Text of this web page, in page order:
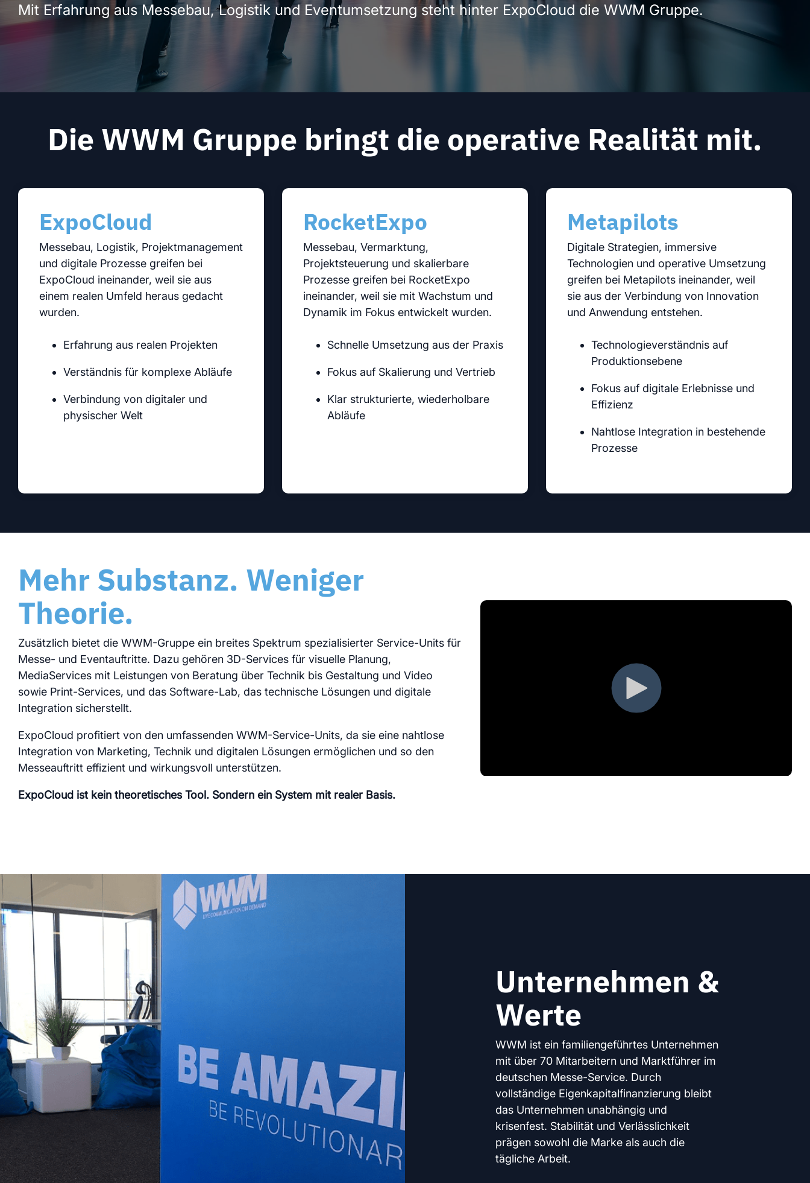
Module Services
Mit Erfahrung aus Messebau, Logistik und Eventumsetzung steht hinter ExpoCloud die WWM Gruppe.
Die WWM Gruppe bringt die operative Realität mit.
ExpoCloud
Messebau, Logistik, Projektmanagement
und digitale Prozesse greifen bei
ExpoCloud ineinander, weil sie aus
einem realen Umfeld heraus gedacht
wurden.
Erfahrung aus realen Projekten
Verständnis für komplexe Abläufe
Verbindung von digitaler und
physischer Welt
RocketExpo
Messebau, Vermarktung,
Projektsteuerung und skalierbare
Prozesse greifen bei RocketExpo
ineinander, weil sie mit Wachstum und
Dynamik im Fokus entwickelt wurden.
Schnelle Umsetzung aus der Praxis
Fokus auf Skalierung und Vertrieb
Klar strukturierte, wiederholbare
Abläufe
Metapilots
Digitale Strategien, immersive
Technologien und operative Umsetzung
greifen bei Metapilots ineinander, weil
sie aus der Verbindung von Innovation
und Anwendung entstehen.
Technologieverständnis auf
Produktionsebene
Fokus auf digitale Erlebnisse und
Effizienz
Nahtlose Integration in bestehende
Prozesse
Mehr Substanz. Weniger
Theorie.
Zusätzlich bietet die WWM-Gruppe ein breites Spektrum spezialisierter Service-Units für
Messe- und Eventauftritte. Dazu gehören 3D-Services für visuelle Planung,
MediaServices mit Leistungen von Beratung über Technik bis Gestaltung und Video
sowie Print-Services, und das Software-Lab, das technische Lösungen und digitale
Integration sicherstellt.
ExpoCloud profitiert von den umfassenden WWM-Service-Units, da sie eine nahtlose
Integration von Marketing, Technik und digitalen Lösungen ermöglichen und so den
Messeauftritt effizient und wirkungsvoll unterstützen.
ExpoCloud ist kein theoretisches Tool. Sondern ein System mit realer Basis.
Unternehmen &
Werte
WWM ist ein familiengeführtes Unternehmen
mit über 70 Mitarbeitern und Marktführer im
deutschen Messe-Service. Durch
vollständige Eigenkapitalfinanzierung bleibt
das Unternehmen unabhängig und
krisenfest. Stabilität und Verlässlichkeit
prägen sowohl die Marke als auch die
tägliche Arbeit.